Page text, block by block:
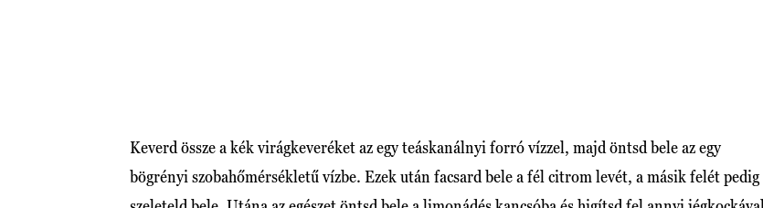
Keverd össze a kék virágkeveréket az egy teáskanálnyi forró vízzel, majd öntsd bele az egy
bögrényi szobahőmérsékletű vízbe. Ezek után facsard bele a fél citrom levét, a másik felét pedig